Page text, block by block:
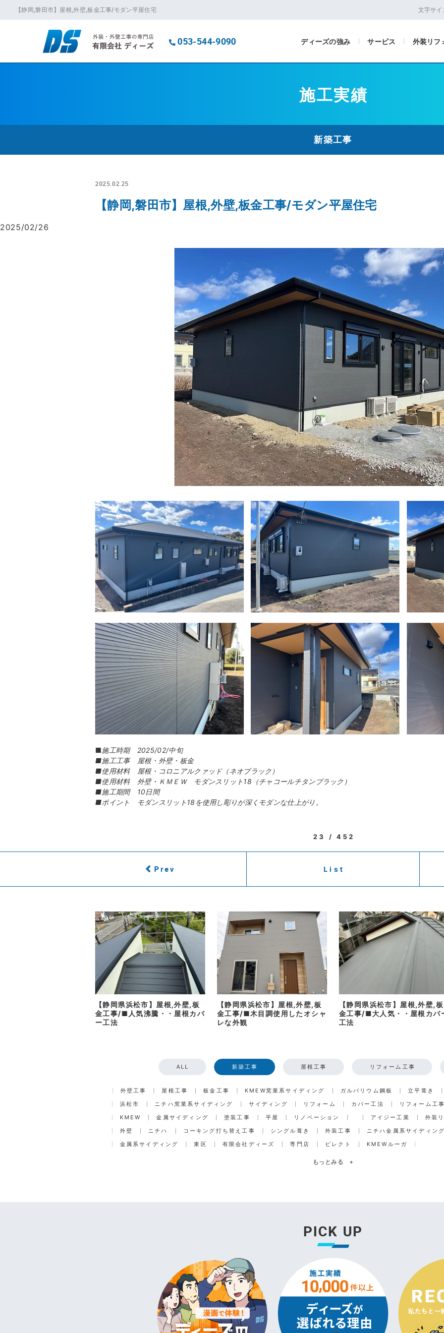
【静岡,磐田市】屋根,外壁,板金工事/モダン平屋住宅 文字サイ
053-544-9090 ディーズの強み サービス 外装リフ
施工実績
新築工事
2025.02.25
【静岡,磐田市】屋根,外壁,板金工事/モダン平屋住宅
2025/02/26
■施工時期 2025/02/中旬
■施工工事 屋根・外壁・板金
■使用材料 屋根・コロニアルクァッド（ネオブラック）
■使用材料 外壁・ＫＭＥＷ モダンスリット18（チャコールチタンブラック）
■施工期間 10日間
■ポイント モダンスリット18を使用し彫りが深くモダンな仕上がり。
23 / 452
Prev List
【静岡県浜松市】屋根,外壁,板
金工事/■人気沸騰・・屋根カバ
ー工法
【静岡県浜松市】屋根,外壁,板
金工事/■木目調使用したオシャ
レな外観
【静岡県浜松市】屋根,外壁,板
金工事/■大人気・・屋根カバ
工法
ALL 新築工事 屋根工事 リフォーム工事
外壁工事 屋根工事 板金工事 KMEW窯業系サイディング ガルバリウム鋼板
立平葺き
浜松市
ニチハ窯業系サイディング サイディング リフォーム カバー工法
リフォーム工
KMEW
金属サイディング 塗装工事 平屋 リノベーション アイジー工業
外装
外壁
ニチハ コーキング打ち替え工事 シングル葺き 外装工事
ニチハ金属系サイディン
金属系サイディング
東区 有限会社ディーズ 専門店 ビレクト KMEWルーガ
もっとみる +
PICK UP